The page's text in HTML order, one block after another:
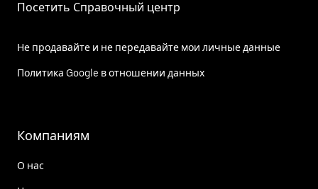
Посетить Справочный центр
Не продавайте и не передавайте мои личные данные
Политика Google в отношении данных
Компаниям
О нас